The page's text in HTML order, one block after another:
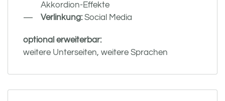
Akkordion-Effekte
Verlinkung:Social Media
optional erweiterbar:
weitere Unterseiten, weitere Sprachen